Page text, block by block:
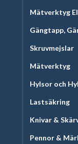
Mätverktyg El
Gängtapp,
Skruvmejslar
Mätverktyg
Hylsor och
Lastsäkring
Knivar &
Pennor &